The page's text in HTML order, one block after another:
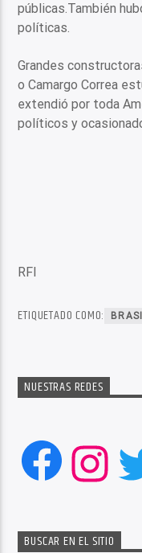
públicas.También
políticas.
Grandes
o Camargo Correa
extendió por toda
políticos y
RFI
ETIQUETADO COMO:
NUESTRAS REDES
BUSCAR EN EL SITIO